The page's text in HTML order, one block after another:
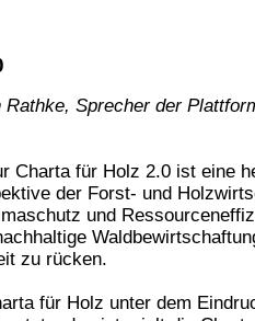
Sprecher der
Charta für Holz 2.0 ist eine
der Forst- und
und
zu rücken.
für Holz unter dem